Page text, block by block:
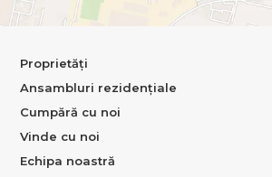
Proprietăți
Ansambluri rezidențiale
Cumpără cu noi
Vinde cu noi
Echipa noastră